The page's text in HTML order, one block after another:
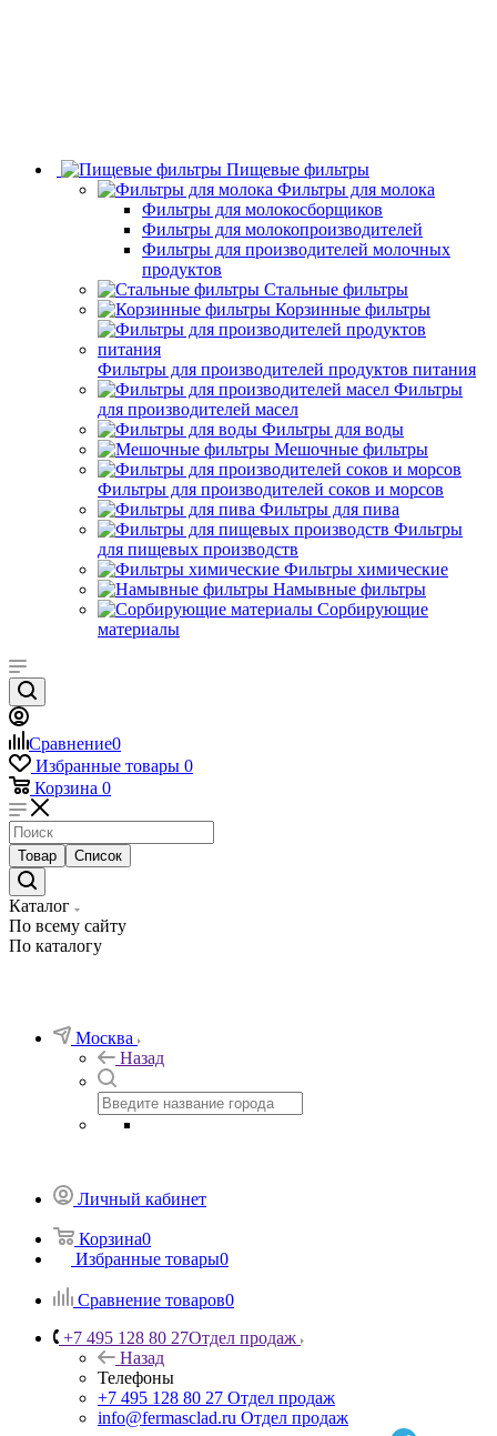
Пищевые фильтры
Фильтры для молока
Фильтры для молокосборщиков
Фильтры для молокопроизводителей
Фильтры для производителей молочных
продуктов
Стальные фильтры
Корзинные фильтры
Фильтры для производителей продуктов питания
Фильтры
для производителей масел
Фильтры для воды
Мешочные фильтры
Фильтры для производителей соков и морсов
Фильтры для пива
Фильтры
для пищевых производств
Фильтры химические
Намывные фильтры
Сорбирующие
материалы
Сравнение0
Избранные товары 0
Корзина 0
Товар Список
Каталог
По всему сайту
По каталогу
Москва
Назад
Личный кабинет
Корзина0
Избранные товары0
Сравнение товаров0
+7 495 128 80 27Отдел продаж
Назад
Телефоны
+7 495 128 80 27 Отдел продаж
info@fermasclad.ru Отдел продаж